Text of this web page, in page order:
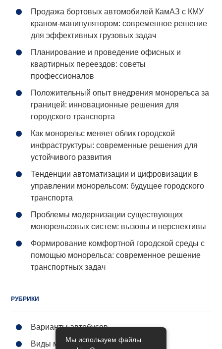
Продажа бортовых автомобилей КамАЗ с КМУ
краном-манипулятором: современное решение
для эффективных грузовых задач
Планирование и проведение офисных и
квартирных переездов: советы
профессионалов
Положительный опыт внедрения монорельса за
границей: инновационные решения для
городского транспорта
Как монорельс меняет облик городской
инфраструктуры: современные решения для
устойчивого развития
Тенденции автоматизации и цифровизации в
управлении монорельсом: будущее городского
транспорта
Проблемы модернизации существующих
монорельсовых систем: вызовы и перспективы
Формирование комфортной городской среды с
помощью монорельса: современное решение
транспортных задач
РУБРИКИ
Варианты автобусов
Виды метро
Мы используем файлы